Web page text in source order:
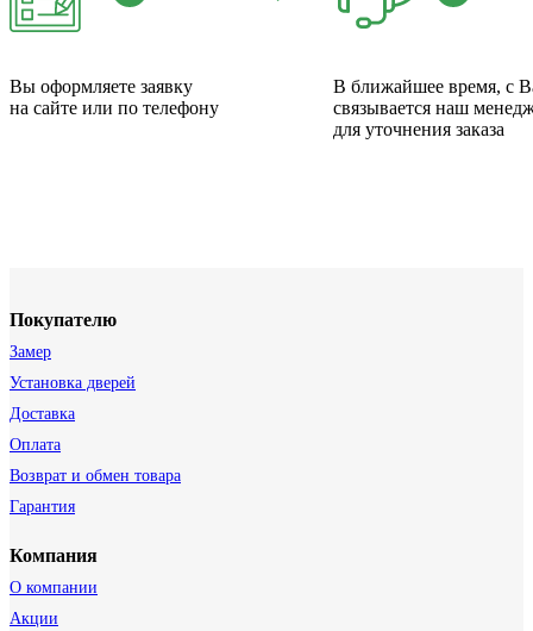
Вы оформляете заявку
на сайте или по телефону
В ближайшее время, с
связывается наш
для уточнения заказа
Покупателю
Замер
Установка дверей
Доставка
Оплата
Возврат и обмен товара
Гарантия
Компания
О компании
Акции